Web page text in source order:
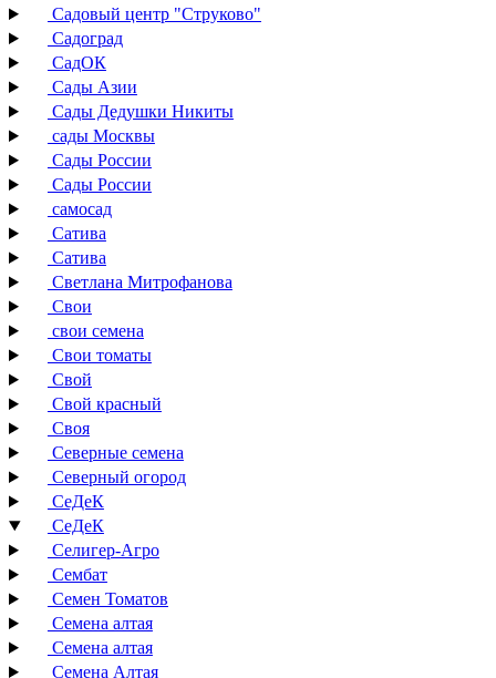
Садовый центр "Струково"
Садоград
СадОК
Сады Азии
Сады Дедушки Никиты
сады Москвы
Сады России
Сады России
самосад
Сатива
Сатива
Светлана Митрофанова
Свои
свои семена
Свои томаты
Свой
Свой красный
Своя
Северные семена
Северный огород
СеДеК
СеДеК
Селигер-Агро
Сембат
Семен Томатов
Семена алтая
Семена алтая
Семена Алтая